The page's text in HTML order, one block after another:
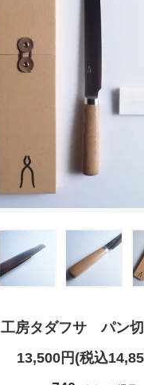
工房タダフサ パン
13,500円(税込